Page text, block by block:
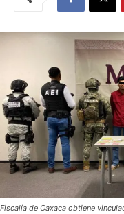
Fiscalía de Oaxaca obtiene